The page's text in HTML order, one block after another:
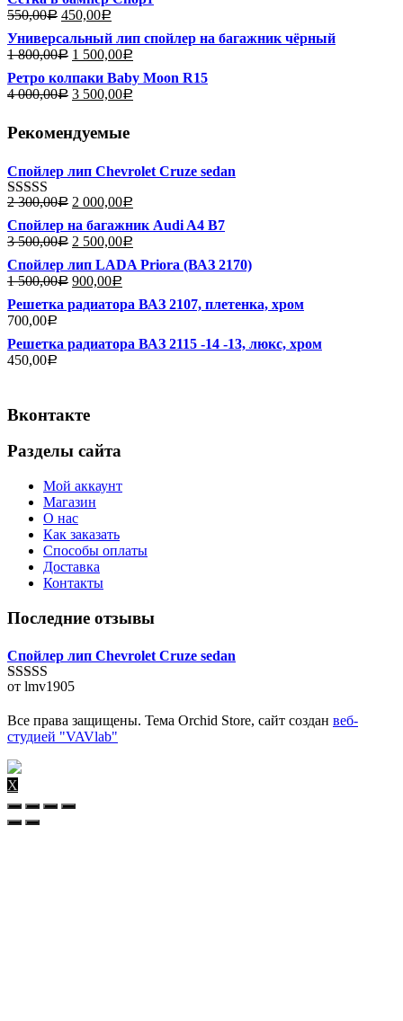
550,00Р 450,00Р
Универсальный лип спойлер на багажник чёрный
1 800,00Р 1 500,00Р
Ретро колпаки Baby Moon R15
4 000,00Р 3 500,00Р
Рекомендуемые
Спойлер лип Chevrolet Cruze sedan
Оценка5.00
из 5
2 300,00Р 2 000,00Р
Спойлер на багажник Audi A4 B7
3 500,00Р 2 500,00Р
Спойлер лип LADA Priora (ВАЗ 2170)
1 500,00Р 900,00Р
Решетка радиатора ВАЗ 2107, плетенка, хром
700,00Р
Решетка радиатора ВАЗ 2115 -14 -13, люкс, хром
450,00Р
Вконтакте
Разделы сайта
Мой аккаунт
Магазин
О нас
Как заказать
Способы оплаты
Доставка
Контакты
Последние отзывы
Спойлер лип Chevrolet Cruze sedan
Оценка5из
от lmv1905
Все права защищены. Тема Orchid Store, сайт создан веб-
студией "VAVlab"
X